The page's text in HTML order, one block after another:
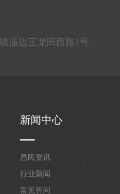
庙边王龙田西路1号
新闻中心
昌民资讯
行业新闻
常见答问